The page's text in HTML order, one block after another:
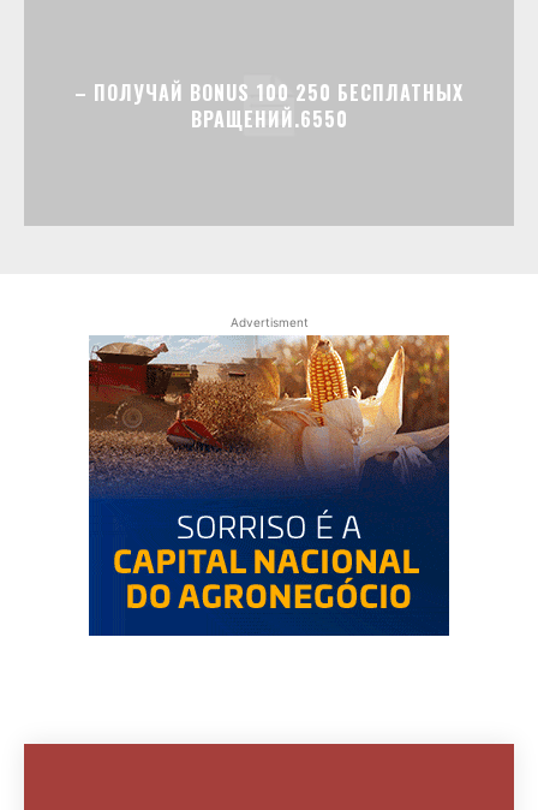
– ПОЛУЧАЙ BONUS 100 250 БЕСПЛАТНЫХ
ВРАЩЕНИЙ.6550
Advertisment